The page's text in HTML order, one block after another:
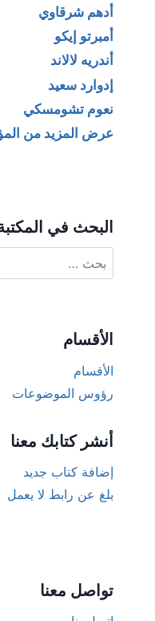
أدهم شرقاوي
أمبرتو إيكو
أندريه لالاند
إدوارد سعيد
نعوم تشومسكي
عرض المزيد من
البحث في
عن:
الأقسام
الأقسام
رؤوس الموضوعات
أنشر كتابك معنا
إضافة كتاب جديد
بلغ عن رابط لا يعمل
تواصل معنا